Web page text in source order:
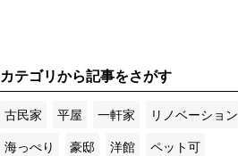
カテゴリから記事をさがす
古民家 平屋 一軒家
リノベーション
海っぺり
豪邸 洋館
ペット可